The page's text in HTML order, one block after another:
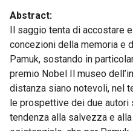
Abstract
Il saggio tenta di accostare
concezioni della memoria e
Pamuk, sostando in
premio Nobel Il museo
distanza siano notevoli, nel
le prospettive dei due autori
tendenza alla salvezza e